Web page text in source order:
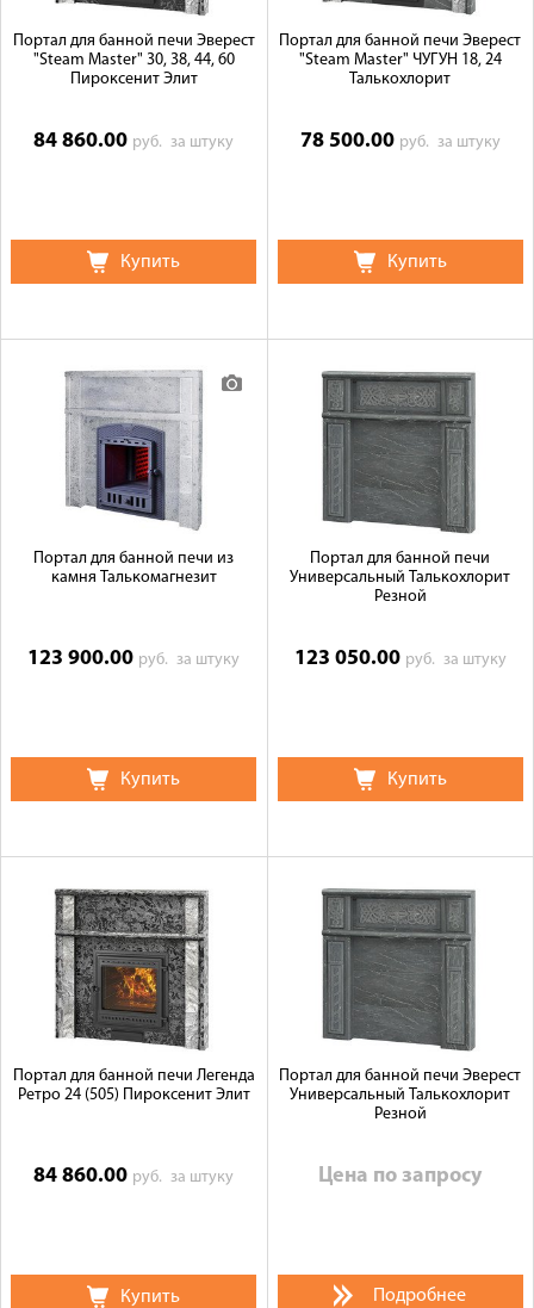
Портал для банной печи Эверест
"Steam Master" 30, 38, 44, 60
Пироксенит Элит
84 860.00 руб.за штуку
Купить
Портал для банной печи Эверест
"Steam Master" ЧУГУН 18, 24
Талькохлорит
78 500.00 руб. за штуку
Купить
Портал для банной печи из
камня Талькомагнезит
123 900.00 руб.за штуку
Купить
Портал для банной печи
Универсальный Талькохлорит
Резной
123 050.00 руб. за штуку
Купить
Портал для банной печи Легенда
Ретро 24 (505) Пироксенит Элит
84 860.00 руб.за штуку
Купить
Портал для банной печи Эверест
Универсальный Талькохлорит
Резной
Цена по запросу
Подробнее